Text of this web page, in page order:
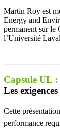
Martin Roy est
Energy and
permanent sur le
l’Université
Capsule UL :
Les
Cette
performance